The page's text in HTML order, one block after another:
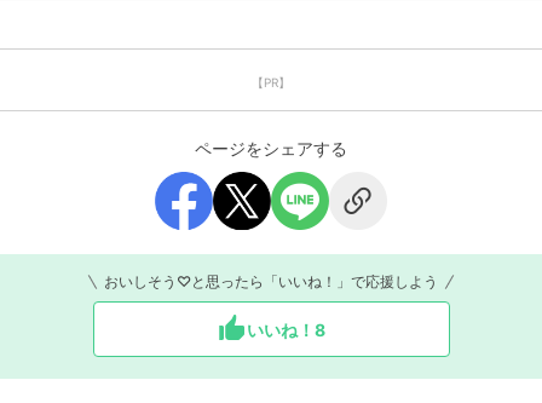
【PR】
ページをシェアする
おいしそう♡と思ったら「いいね！」で応援しよう
いいね！ 8